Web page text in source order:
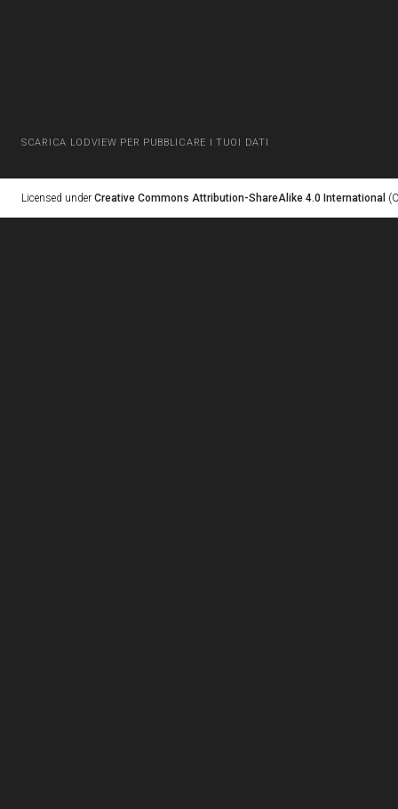
SCARICA LODVIEW PER PUBBLICARE I TUOI DATI
Licensed under Creative Commons Attribution-ShareAlike 4.0 International